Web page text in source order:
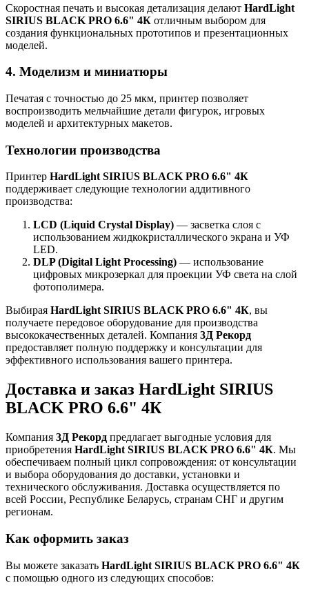
Скоростная печать и высокая детализация делают HardLight
SIRIUS BLACK PRO 6.6" 4К отличным выбором для
создания функциональных прототипов и презентационных
моделей.
4. Моделизм и миниатюры
Печатая с точностью до 25 мкм, принтер позволяет
воспроизводить мельчайшие детали фигурок, игровых
моделей и архитектурных макетов.
Технологии производства
Принтер HardLight SIRIUS BLACK PRO 6.6" 4К
поддерживает следующие технологии аддитивного
производства:
LCD (Liquid Crystal Display) — засветка слоя с
использованием жидкокристаллического экрана и УФ
LED.
DLP (Digital Light Processing) — использование
цифровых микрозеркал для проекции УФ света на слой
фотополимера.
Выбирая HardLight SIRIUS BLACK PRO 6.6" 4К, вы
получаете передовое оборудование для производства
высококачественных деталей. Компания 3Д Рекорд
предоставляет полную поддержку и консультации для
эффективного использования вашего принтера.
Доставка и заказ HardLight SIRIUS
BLACK PRO 6.6" 4К
Компания 3Д Рекорд предлагает выгодные условия для
приобретения HardLight SIRIUS BLACK PRO 6.6" 4К. Мы
обеспечиваем полный цикл сопровождения: от консультации
и выбора оборудования до доставки, установки и
технического обслуживания. Доставка осуществляется по
всей России, Республике Беларусь, странам СНГ и другим
регионам.
Как оформить заказ
Вы можете заказать HardLight SIRIUS BLACK PRO 6.6" 4К
с помощью одного из следующих способов: